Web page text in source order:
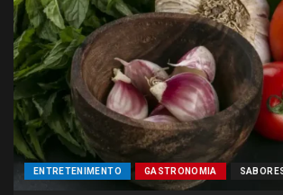
ENTRETENIMENTO GASTRONOMIA